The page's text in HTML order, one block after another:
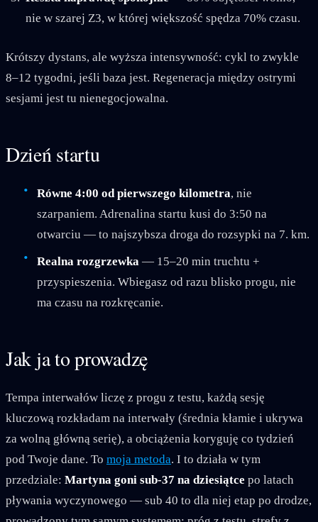
nie w szarej Z3, w której większość spędza 70% czasu.
Krótszy dystans, ale wyższa intensywność: cykl to zwykle
8–12 tygodni, jeśli baza jest. Regeneracja między ostrymi
sesjami jest tu nienegocjowalna.
Dzień startu
Równe 4:00 od pierwszego kilometra, nie
szarpaniem. Adrenalina startu kusi do 3:50 na
otwarciu — to najszybsza droga do rozsypki na 7. km.
Realna rozgrzewka — 15–20 min truchtu +
przyspieszenia. Wbiegasz od razu blisko progu, nie
ma czasu na rozkręcanie.
Jak ja to prowadzę
Tempa interwałów liczę z progu z testu, każdą sesję
kluczową rozkładam na interwały (średnia kłamie i ukrywa
za wolną główną serię), a obciążenia koryguję co tydzień
pod Twoje dane. To moja metoda. I to działa w tym
przedziale: Martyna goni sub-37 na dziesiątce po latach
pływania wyczynowego — sub 40 to dla niej etap po drodze,